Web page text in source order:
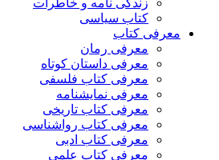
زندگی نامه و خاطرات
کتاب سیاسی
معرفی کتاب
معرفی رمان
معرفی داستان کوتاه
معرفی کتاب فلسفی
معرفی نمایشنامه
معرفی کتاب تاریخی
معرفی کتاب رواشناسی
معرفی کتاب ادبی
معرفی کتاب علمی